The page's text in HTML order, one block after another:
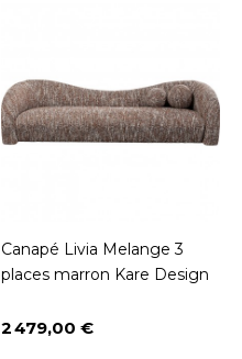
Canapé Livia Melange 3
places marron Kare Design
Prix
2 479,00 €